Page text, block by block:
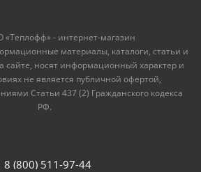
- интернет-магазин
материалы, каталоги, статьи и
носят информационный характер и
не является публичной офертой,
Статьи 437 (2) Гражданского кодекса
РФ.
8 (800) 511-97-44